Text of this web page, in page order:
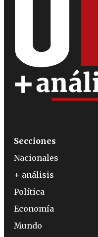
Secciones
Nacionales
+ análisis
Política
Economía
Mundo